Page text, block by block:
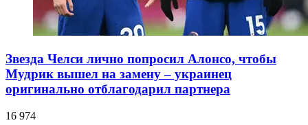
Звезда Челси лично попросил Алонсо, чтобы
Мудрик вышел на замену – украинец
оригинально отблагодарил партнера
16 974